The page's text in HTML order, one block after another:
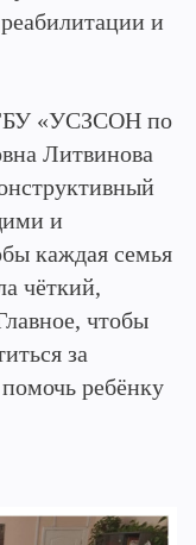
и
«УСЗСОН по
Литвинова
и
каждая семья
чёткий,
чтобы
за
ребёнку